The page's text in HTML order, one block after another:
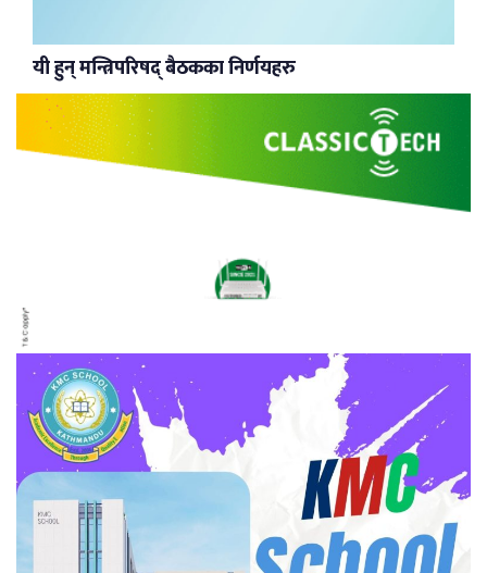
यी हुन् मन्त्रिपरिषद् बैठकका निर्णयहरु